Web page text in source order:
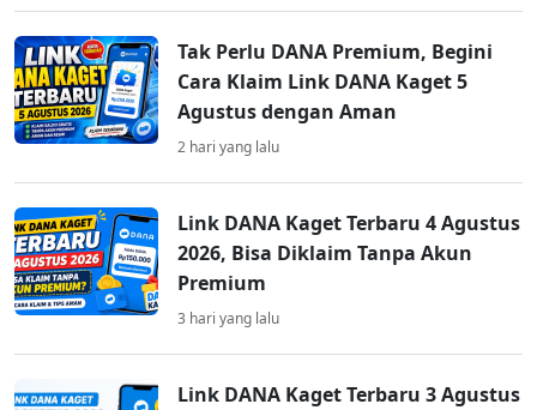
Tak Perlu DANA Premium, Begini
Cara Klaim Link DANA Kaget 5
Agustus dengan Aman
2 hari yang lalu
Link DANA Kaget Terbaru 4 Agustus
2026, Bisa Diklaim Tanpa Akun
Premium
3 hari yang lalu
Link DANA Kaget Terbaru 3 Agustus